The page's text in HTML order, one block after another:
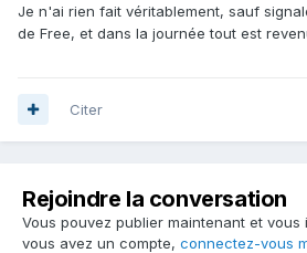
Je n'ai rien fait véritablement, sauf
de Free, et dans la journée tout est
Citer
Rejoindre la conversation
Vous pouvez publier maintenant et vous
vous avez un compte, connectez-vous